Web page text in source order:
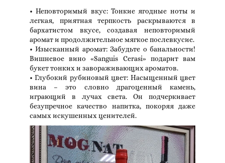
• Неповторимый вкус: Тонкие ягодные ноты и
легкая, приятная терпкость раскрываются в
бархатистом вкусе, создавая неповторимый
аромат и продолжительное мягкое послевкусие.
• Изысканный аромат: Забудьте о банальности!
Вишневое вино «Sanguis Cerasi» подарит вам
букет тонких и завораживающих ароматов.
• Глубокий рубиновый цвет: Насыщенный цвет
вина – это словно драгоценный камень,
играющий в лучах света. Он подчеркивает
безупречное качество напитка, покоряя даже
самых искушенных ценителей.